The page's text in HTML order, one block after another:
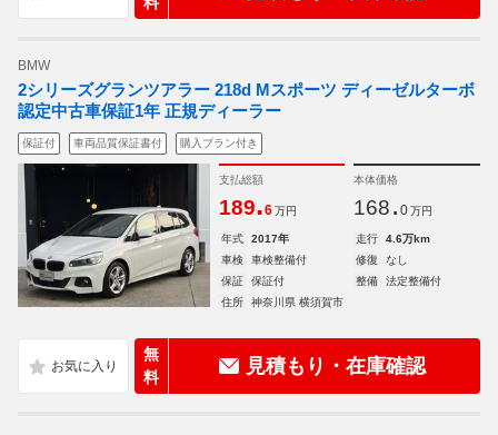
BMW
2シリーズグランツアラー 218d Mスポーツ ディーゼルターボ
認定中古車保証1年 正規ディーラー
保証付 車両品質保証書付 購入プラン付き
支払総額
189.6 万円
本体価格
168. 0 万円
年式 2017年 走行
4.6万km
車検
車検整備付 修復
なし
保証
保証付 整備
法定整備付
住所
神奈川県 横須賀市
無
料
見積もり・在庫確認